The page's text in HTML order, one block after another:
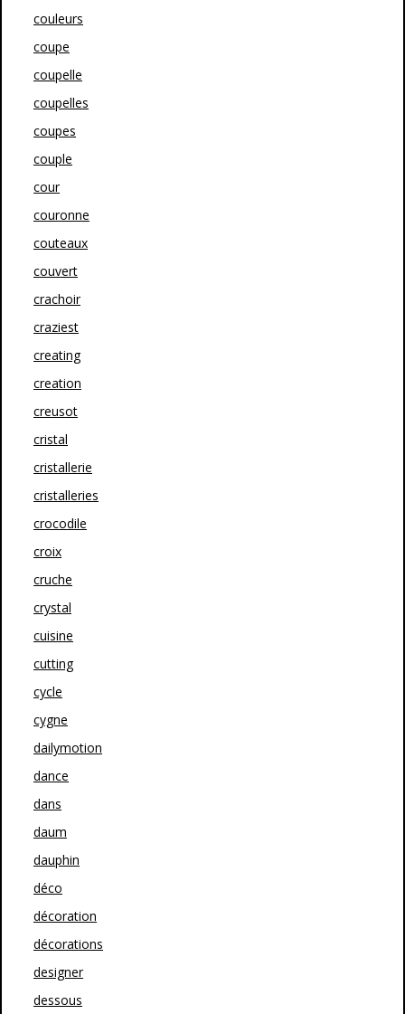
couleurs
coupe
coupelle
coupelles
coupes
couple
cour
couronne
couteaux
couvert
crachoir
craziest
creating
creation
creusot
cristal
cristallerie
cristalleries
crocodile
croix
cruche
crystal
cuisine
cutting
cycle
cygne
dailymotion
dance
dans
daum
dauphin
déco
décoration
décorations
designer
dessous